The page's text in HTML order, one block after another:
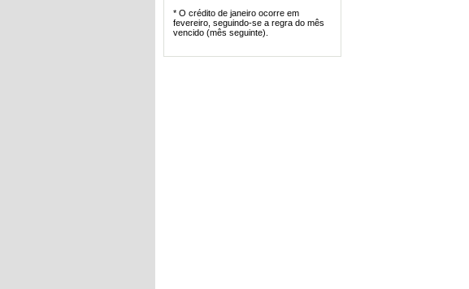
* O crédito de janeiro ocorre em
fevereiro, seguindo-se a regra do mês
vencido (mês seguinte).